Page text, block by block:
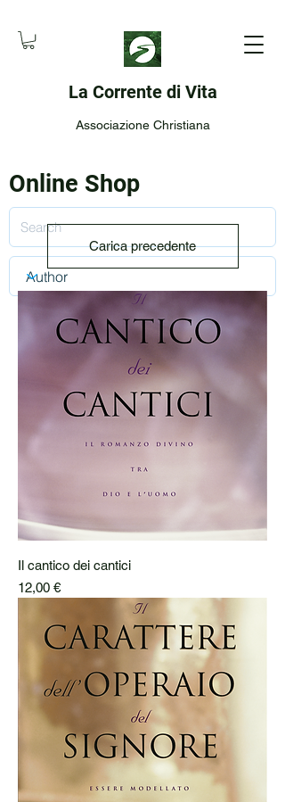
La Corrente di Vita
Associazione Christiana
Online Shop
Carica precedente
Il cantico dei cantici
Prezzo
12,00 €